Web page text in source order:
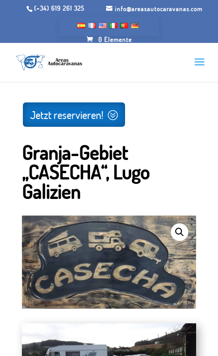
(+34) 619 261 325 info@areasautocaravanas.com
0 Elemente
Lugo Galizien
Jetzt reservieren!
Granja-Gebiet
„CASECHA“, Lugo
Galizien